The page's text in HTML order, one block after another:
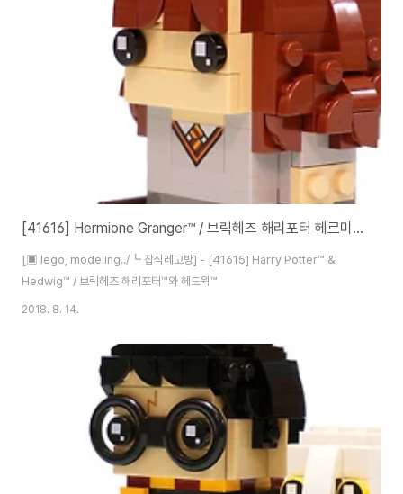
[41616] Hermione Granger™ / 브릭헤즈 해리포터 헤르미온느 그레인저™
[▣ lego, modeling../┗ 잡식레고방] - [41615] Harry Potter™ &
Hedwig™ / 브릭헤즈 해리포터™와 헤드윅™
2018. 8. 14.